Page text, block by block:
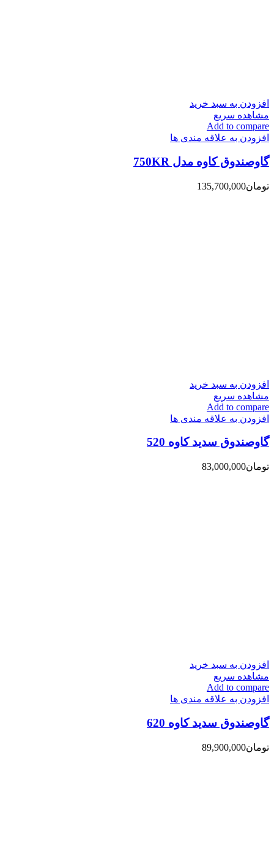
افزودن به سبد خرید
مشاهده سریع
Add to compare
افزودن به علاقه مندی ها
گاوصندوق کاوه مدل 750KR
تومان135,700,000
افزودن به سبد خرید
مشاهده سریع
Add to compare
افزودن به علاقه مندی ها
گاوصندوق سدید کاوه 520
تومان83,000,000
افزودن به سبد خرید
مشاهده سریع
Add to compare
افزودن به علاقه مندی ها
گاوصندوق سدید کاوه 620
تومان89,900,000